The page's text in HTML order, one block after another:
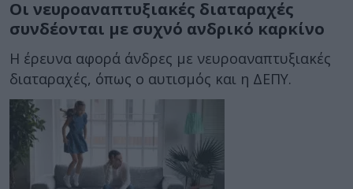
Οι νευροαναπτυξιακές διαταραχές
συνδέονται με συχνό ανδρικό καρκίνο
Η έρευνα αφορά άνδρες με νευροαναπτυξιακές
διαταραχές, όπως ο αυτισμός και η ΔΕΠΥ.